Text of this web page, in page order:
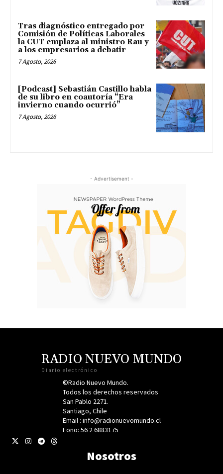
Tras diagnóstico entregado por
Comisión de Políticas Laborales
la CUT emplaza al ministro Rau y
a los empresarios a debatir
7 Agosto, 2026
[Podcast] Sebastián Castillo habla
de su libro en coautoría “Era
invierno cuando ocurrió”
7 Agosto, 2026
- Advertisement -
RADIO NUEVO MUNDO
Diario electrónico
©Radio Nuevo Mundo.
Todos los derechos reservados
San Pablo 2271.
Santiago, Chile
Email : info@radionuevomundo.cl
Fono: 56 2 6883175
Nosotros